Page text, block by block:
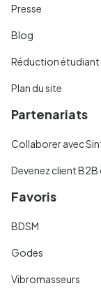
Presse
Blog
Réduction étudiant
Plan du site
Partenariats
Collaborer avec
Devenez client B2B
Favoris
BDSM
Godes
Vibromasseurs